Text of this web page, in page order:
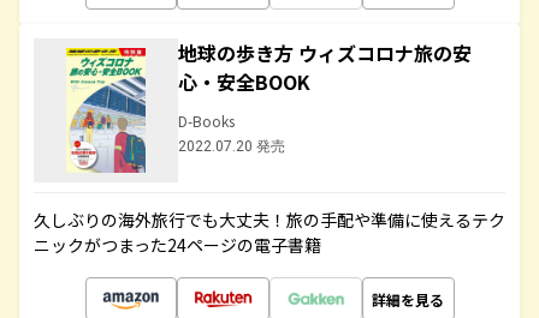
地球の歩き方 ウィズコロナ旅の安
心・安全BOOK
D-Books
2022.07.20 発売
久しぶりの海外旅行でも大丈夫！旅の手配や準備に使えるテク
ニックがつまった24ページの電子書籍
詳細を見る